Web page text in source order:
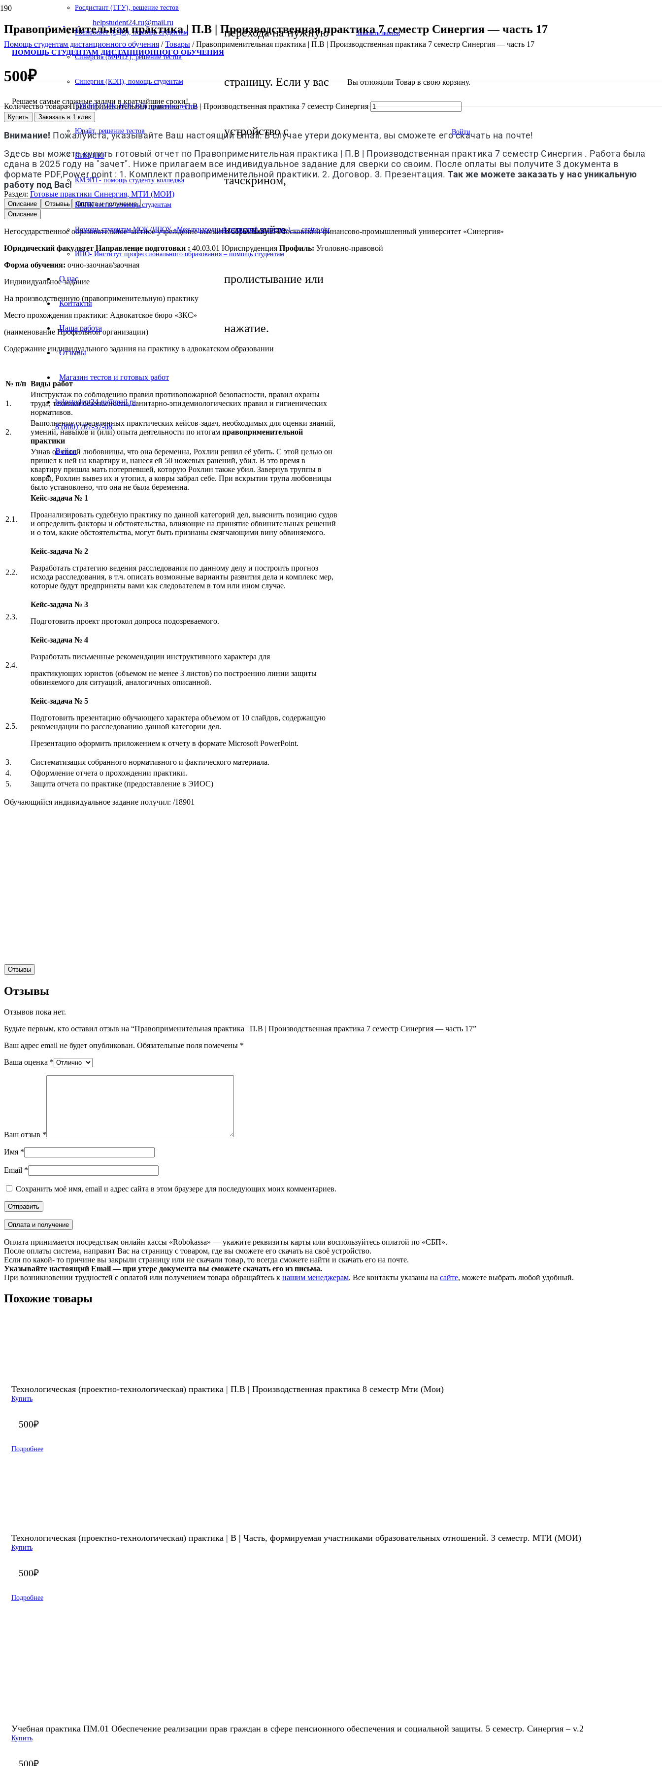
helpstudent24.ru@mail.ru
ПОМОЩЬ СТУДЕНТАМ ДИСТАНЦИОННОГО ОБУЧЕНИЯ
Решаем самые сложные задачи в кратчайшие сроки!
перехода на нужную
страницу. Если у вас
устройство с
тачскрином,
используйте
пролистывание или
нажатие.
Заказать звонок
Вы отложили Товар в свою корзину.
Войти
Росдистант (ТГУ), решение тестов
Роспросвет (СДО), помощь студентам
Синергия (МФПУ), решение тестов
Синергия (КЭП), помощь студентам
ТИСБИ (ТИБ, НОУ ВО), решение тестов
Юрайт, решение тестов
НИИДПО
КМЭПТ- помощь студенту колледжа
НСПК тесты- помощь студентам
Помощь студентам МОК (ЧПОУ «Международный открытый колледж») — centre-obr
ИПО- Институт профессионального образования – помощь студентам
О нас
Контакты
Наша работа
Отзывы
Магазин тестов и готовых работ
helpstudent24.ru@mail.ru
8 (800) 707-37-68
Войти
Правоприменительная практика | П.В | Производственная практика 7 семестр Синергия — часть 17
Помощь студентам дистанционного обучения /Товары /Правоприменительная практика | П.В | Производственная практика 7 семестр Синергия — часть 17
500₽
Количество товара Правоприменительная практика | П.В | Производственная практика 7 семестр Синергия
Купить Заказать в 1 клик
Внимание! Пожалуйста, указывайте Ваш настоящий Email. В случае утери документа, вы сможете его скачать на почте!
Здесь вы можете купить готовый отчет по Правоприменительная практика | П.В | Производственная практика 7 семестр Синергия . Работа была
сдана в 2025 году на "зачет". Ниже прилагаем все индивидуальное задание для сверки со своим. После оплаты вы получите 3 документа в
формате PDF,Power point : 1. Комплект правоприменительной практики. 2. Договор. 3. Презентация.Так же можете заказать у нас уникальную
работу под Вас!
Раздел: Готовые практики Синергия, МТИ (МОИ)
Описание Отзывы
Оплата и получение
Описание
Негосударственное образовательное частное учреждение высшего образования «Московский финансово-промышленный университет «Синергия»
Юридический факультет Направление подготовки : 40.03.01 Юриспруденция Профиль: Уголовно-правовой
Форма обучения: очно-заочная/заочная
Индивидуальное задание
На производственную (правоприменительную) практику
Место прохождения практики: Адвокатское бюро «ЗКС»
(наименование Профильной организации)
Содержание индивидуального задания на практику в адвокатском образовании
№ п/п Виды работ
1.
Инструктаж по соблюдению правил противопожарной безопасности, правил охраны
труда, техники безопасности, санитарно-эпидемиологических правил и гигиенических
нормативов.
2.
Выполнение определенных практических кейсов-задач, необходимых для оценки знаний,
умений, навыков и (или) опыта деятельности по итогам правоприменительной
практики
Узнав от своей любовницы, что она беременна, Рохлин решил её убить. С этой целью он
пришел к ней на квартиру и, нанеся ей 50 ножевых ранений, убил. В это время в
квартиру пришла мать потерпевшей, которую Рохлин также убил. Завернув труппы в
ковры, Рохлин вывез их и утопил, а ковры забрал себе. При вскрытии трупа любовницы
было установлено, что она не была беременна.
2.1.
Кейс-задача № 1
Проанализировать судебную практику по данной категорий дел, выяснить позицию судов
и определить факторы и обстоятельства, влияющие на принятие обвинительных решений
и о том, какие обстоятельства, могут быть признаны смягчающими вину обвиняемого.
2.2.
Кейс-задача № 2
Разработать стратегию ведения расследования по данному делу и построить прогноз
исхода расследования, в т.ч. описать возможные варианты развития дела и комплекс мер,
которые будут предприняты вами как следователем в том или ином случае.
2.3.
Кейс-задача № 3
Подготовить проект протокол допроса подозреваемого.
2.4.
Кейс-задача № 4
Разработать письменные рекомендации инструктивного характера для
практикующих юристов (объемом не менее 3 листов) по построению линии защиты
обвиняемого для ситуаций, аналогичных описанной.
2.5.
Кейс-задача № 5
Подготовить презентацию обучающего характера объемом от 10 слайдов, содержащую
рекомендации по расследованию данной категории дел.
Презентацию оформить приложением к отчету в формате Microsoft PowerPoint.
3.
Систематизация собранного нормативного и фактического материала.
4.
Оформление отчета о прохождении практики.
5.
Защита отчета по практике (предоставление в ЭИОС)
Обучающийся индивидуальное задание получил: /18901
Отзывы
Отзывы
Отзывов пока нет.
Будьте первым, кто оставил отзыв на “Правоприменительная практика | П.В | Производственная практика 7 семестр Синергия — часть 17”
Ваш адрес email не будет опубликован. Обязательные поля помечены *
Ваша оценка *
Ваш отзыв *
Имя *
Email *
Сохранить моё имя, email и адрес сайта в этом браузере для последующих моих комментариев.
Оплата и получение
Оплата принимается посредствам онлайн кассы «Robokassa» — укажите реквизиты карты или воспользуйтесь оплатой по «СБП».
После оплаты система, направит Вас на страницу с товаром, где вы сможете его скачать на своё устройство.
Если по какой- то причине вы закрыли страницу или не скачали товар, то всегда сможете найти и скачать его на почте.
Указывайте настоящий Email — при утере документа вы сможете скачать его из письма.
При возникновении трудностей с оплатой или получением товара обращайтесь к нашим менеджерам. Все контакты указаны на сайте, можете выбрать любой удобный.
Похожие товары
Технологическая (проектно-технологическая) практика | П.В | Производственная практика 8 семестр Мти (Мои)
Купить
500₽
Подробнее
Технологическая (проектно-технологическая) практика | В | Часть, формируемая участниками образовательных отношений. 3 семестр. МТИ (МОИ)
Купить
500₽
Подробнее
Учебная практика ПМ.01 Обеспечение реализации прав граждан в сфере пенсионного обеспечения и социальной защиты. 5 семестр. Синергия – v.2
Купить